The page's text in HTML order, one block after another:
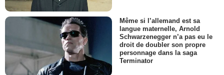
Même si l’allemand est sa
langue maternelle, Arnold
Schwarzenegger n’a pas eu le
droit de doubler son propre
personnage dans la saga
Terminator